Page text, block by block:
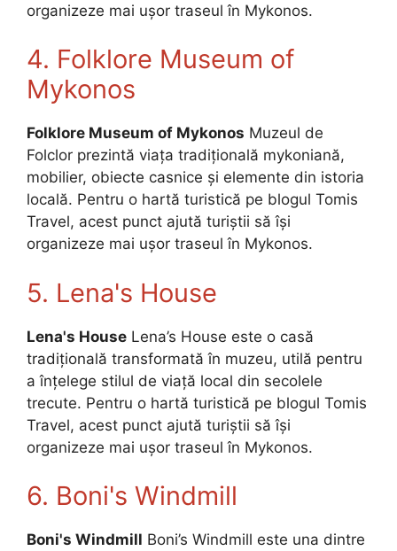
organizeze mai ușor traseul în Mykonos.
4. Folklore Museum of
Mykonos
Folklore Museum of Mykonos Muzeul de
Folclor prezintă viața tradițională mykoniană,
mobilier, obiecte casnice și elemente din istoria
locală. Pentru o hartă turistică pe blogul Tomis
Travel, acest punct ajută turiștii să își
organizeze mai ușor traseul în Mykonos.
5. Lena's House
Lena's House Lena’s House este o casă
tradițională transformată în muzeu, utilă pentru
a înțelege stilul de viață local din secolele
trecute. Pentru o hartă turistică pe blogul Tomis
Travel, acest punct ajută turiștii să își
organizeze mai ușor traseul în Mykonos.
6. Boni's Windmill
Boni's Windmill Boni’s Windmill este una dintre